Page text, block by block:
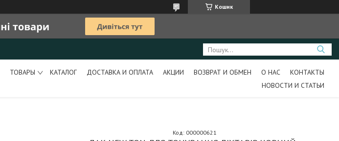
Кошик
ТОВАРЫ КАТАЛОГ ДОСТАВКА И ОПЛАТА АКЦИИ ВОЗВРАТ И ОБМЕН О НАС
КОНТАКТЫ
НОВОСТИ И СТАТЬИ
Код: 000000621